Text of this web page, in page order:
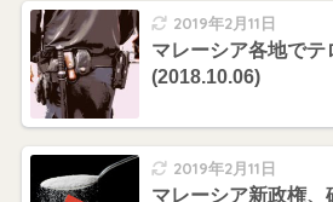
2019年2月11日
マレーシア各地でテ
(2018.10.06)
2019年2月11日
マレーシア新政権、